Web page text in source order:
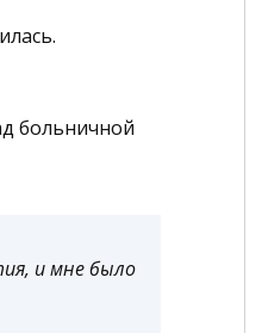
больничной
и мне было